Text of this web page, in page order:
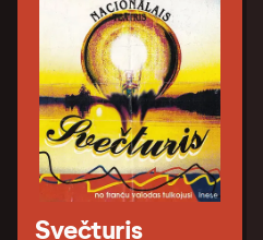
Svečturis